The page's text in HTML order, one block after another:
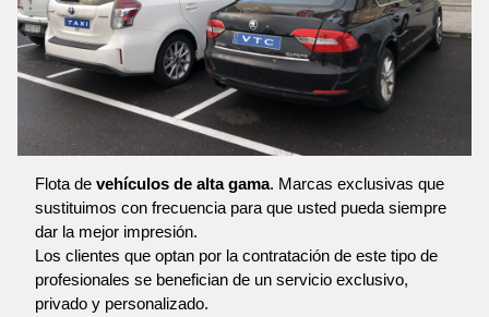
Flota de vehículos de alta gama. Marcas exclusivas que
sustituimos con frecuencia para que usted pueda siempre
dar la mejor impresión.
Los clientes que optan por la contratación de este tipo de
profesionales se benefician de un servicio exclusivo,
privado y personalizado.